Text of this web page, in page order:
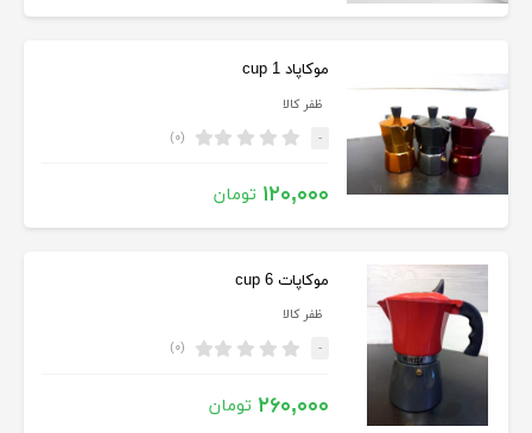
موکاپاد 1 cup
ظفر کالا
- (۰)
۱۲۰,۰۰۰ تومان
موکاپات 6 cup
ظفر کالا
- (۰)
۲۶۰,۰۰۰ تومان